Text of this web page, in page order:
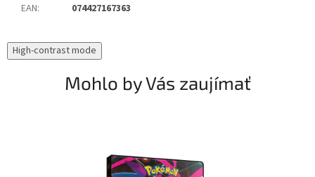
EAN: 074427167363
High-contrast mode
Mohlo by Vás zaujímať